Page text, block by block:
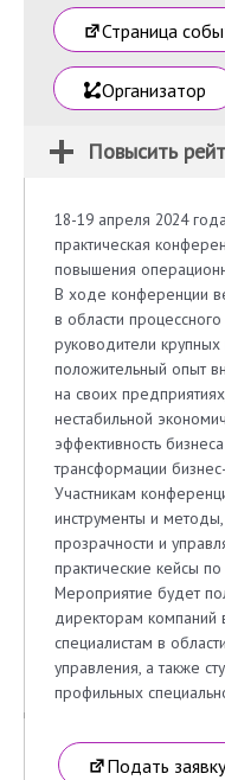
Страница
Организатор
Повысить
18-19 апреля 2024
практическая
повышения
В ходе конференции
в области
руководители
положительный опыт
на своих
нестабильной
эффективность
трансформации
Участникам
инструменты и
прозрачности и
практические кейсы
Мероприятие будет
директорам компаний
специалистам в
управления, а также
профильных
Подать